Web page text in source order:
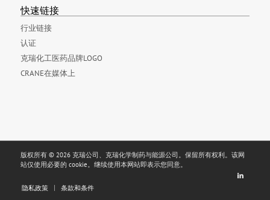
快速链接
行业链接
认证
克瑞化工医药品牌LOGO
CRANE在媒体上
版权所有 © 2026 克瑞公司、克瑞化学制药与能源公司。保留所有权利。该网
站仅使用必要的 cookie。继续使用本网站即表示您同意。
隐私政策 条款和条件